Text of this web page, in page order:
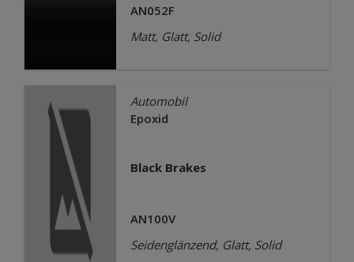
AN052F
Matt, Glatt, Solid
Automobil
Epoxid
Black Brakes
AN100V
Seidenglänzend, Glatt, Solid